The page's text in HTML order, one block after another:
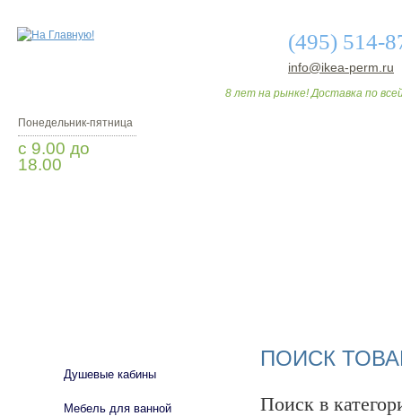
(495) 514-
info@ikea-perm.ru
8 лет на рынке! Доставка по
Понедельник-пятница
с 9.00 до
18.00
ПОИСК
Поиск в
Душевые кабины
Мебель для ванной